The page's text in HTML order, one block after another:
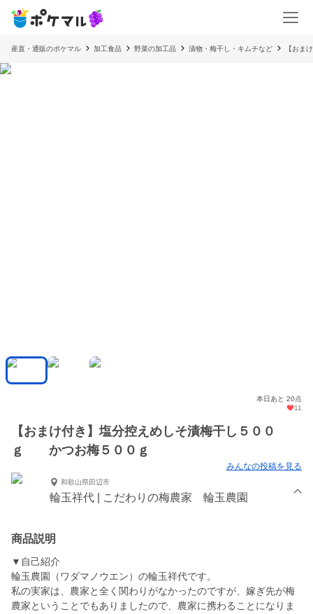
産直・通販のポケマル 加工食品 野菜の加工品 漬物・梅干し・キムチなど 【おま
本日あと 20点
11
【おまけ付き】塩分控えめしそ漬梅干し５００
ｇ かつお梅５００ｇ
みんなの投稿を見る
和歌山県田辺市
輪玉祥代 | こだわりの梅農家 輪玉農園
商品説明
▼自己紹介
輪玉農園（ワダマノウエン）の輪玉祥代です。
私の実家は、農家と全く関わりがなかったのですが、嫁ぎ先が梅
農家ということでもありましたので、農家に携わることになりま